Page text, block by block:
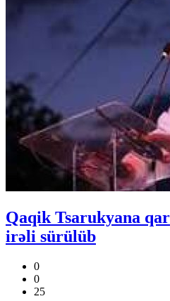
Qaqik Tsarukyana
irəli sürülüb
0
0
25